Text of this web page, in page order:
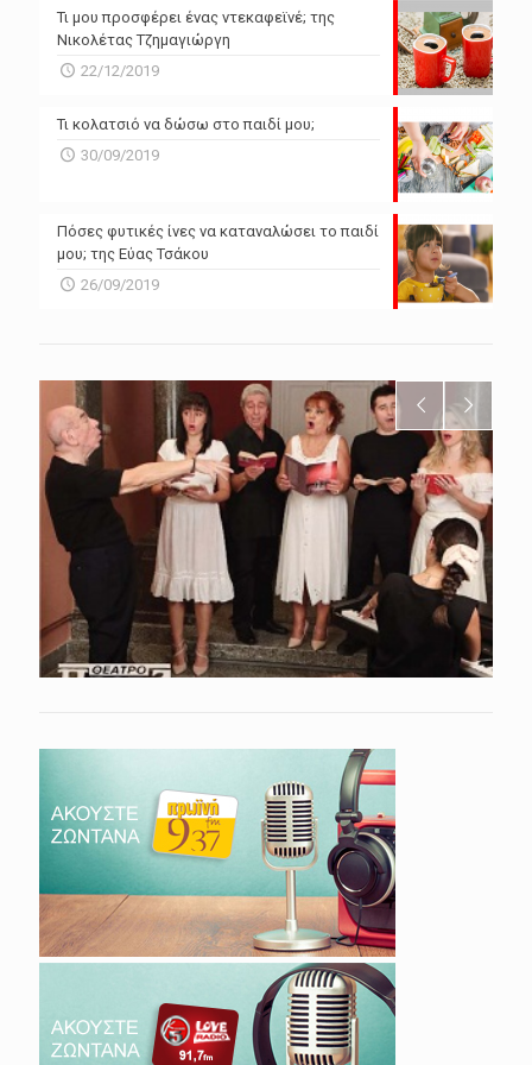
Τι μου προσφέρει ένας ντεκαφεϊνέ; της
Νικολέτας Τζημαγιώργη
22/12/2019
Τι κολατσιό να δώσω στο παιδί μου;
30/09/2019
Πόσες φυτικές ίνες να καταναλώσει το παιδί
μου; της Εύας Τσάκου
26/09/2019